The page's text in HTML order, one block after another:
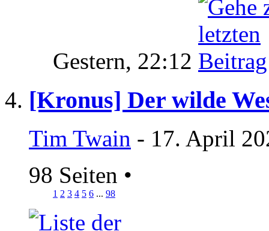
Gestern, 22:12
[Kronus] Der wilde
Tim Twain - 17. April
98 Seiten •
1 2 3 4 5 6 ... 98